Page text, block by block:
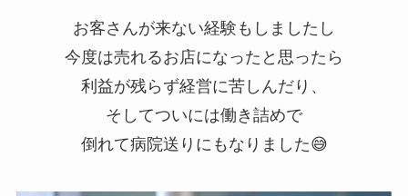
お客さんが来ない経験もしましたし
今度は売れるお店になったと思ったら
利益が残らず経営に苦しんだり、
そしてついには働き詰めで
倒れて病院送りにもなりました😅